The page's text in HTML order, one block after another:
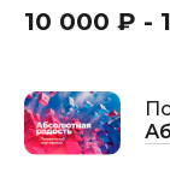
10 000 ₽ -